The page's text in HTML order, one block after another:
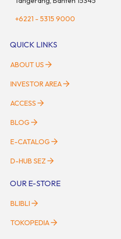
+6221 - 5315 9000
QUICK LINKS
ABOUT US
INVESTOR AREA
ACCESS
BLOG
E-CATALOG
D-HUB SEZ
OUR E-STORE
BLIBLI
TOKOPEDIA